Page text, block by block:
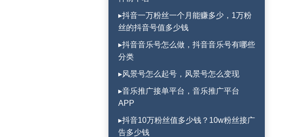
▸抖音一万粉丝一个月能赚多少，1万粉
丝的抖音号值多少钱
▸抖音音乐号怎么做，抖音音乐号有哪些
分类
▸风景号怎么起号，风景号怎么变现
▸音乐推广接单平台，音乐推广平台
APP
▸抖音10万粉丝值多少钱？10w粉丝接广
告多少钱